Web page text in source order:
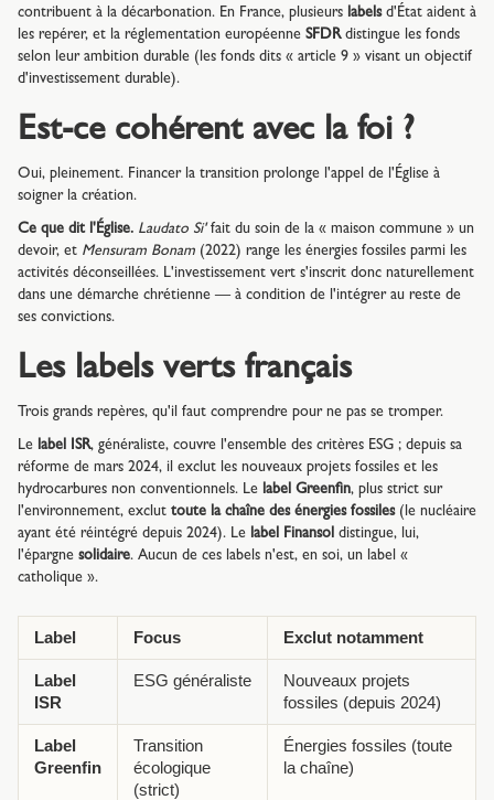
contribuent à la décarbonation. En France, plusieurs labelsd'État aident à
les repérer, et la réglementation européenne SFDRdistingue les fonds
selon leur ambition durable (les fonds dits « article 9 » visant un objectif
d'investissement durable).
Est-ce cohérent avec la foi ?
Oui, pleinement. Financer la transition prolonge l'appel de l'Église à
soigner la création.
Ce que dit l'Église. Laudato Si'fait du soin de la « maison commune » un
devoir, et Mensuram Bonam (2022) range les énergies fossiles parmi les
activités déconseillées. L'investissement vert s'inscrit donc naturellement
dans une démarche chrétienne — à condition de l'intégrer au reste de
ses convictions.
Les labels verts français
Trois grands repères, qu'il faut comprendre pour ne pas se tromper.
Le label ISR, généraliste, couvre l'ensemble des critères ESG ; depuis sa
réforme de mars 2024, il exclut les nouveaux projets fossiles et les
hydrocarbures non conventionnels. Le label Greenfin, plus strict sur
l'environnement, exclut toute la chaîne des énergies fossiles(le nucléaire
ayant été réintégré depuis 2024). Le label Finansol distingue, lui,
l'épargne solidaire. Aucun de ces labels n'est, en soi, un label «
catholique ».
Label Focus Exclut notamment
Label
ISR
ESG généraliste
Nouveaux projets
fossiles (depuis 2024)
Label
Greenfin
Transition
écologique
(strict)
Énergies fossiles (toute
la chaîne)